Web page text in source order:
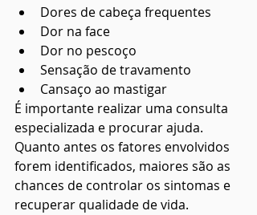
Dores de cabeça frequentes
Dor na face
Dor no pescoço
Sensação de travamento
Cansaço ao mastigar
É importante realizar uma consulta
especializada e procurar ajuda.
Quanto antes os fatores envolvidos
forem identificados, maiores são as
chances de controlar os sintomas e
recuperar qualidade de vida.